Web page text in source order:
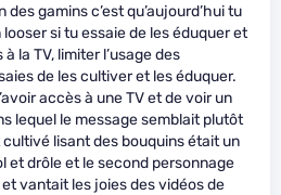
des gamins c’est qu’aujourd’hui tu
si tu essaie de les éduquer et
la TV, limiter l’usage des
de les cultiver et les éduquer.
accès à une TV et de voir un
lequel le message semblait plutôt
lisant des bouquins était un
et drôle et le second personnage
vantait les joies des vidéos de